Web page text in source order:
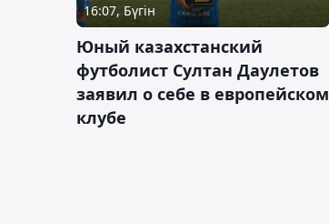
16:07, Бүгін
Юный казахстанский
футболист Султан Даулетов
заявил о себе в европейском
клубе